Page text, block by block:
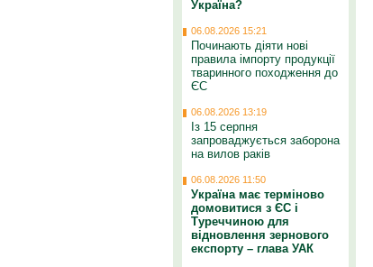
Україна?
06.08.2026 15:21
Починають діяти нові
правила імпорту продукції
тваринного походження до
ЄС
06.08.2026 13:19
Із 15 серпня
запроваджується заборона
на вилов раків
06.08.2026 11:50
Україна має терміново
домовитися з ЄС і
Туреччиною для
відновлення зернового
експорту – глава УАК